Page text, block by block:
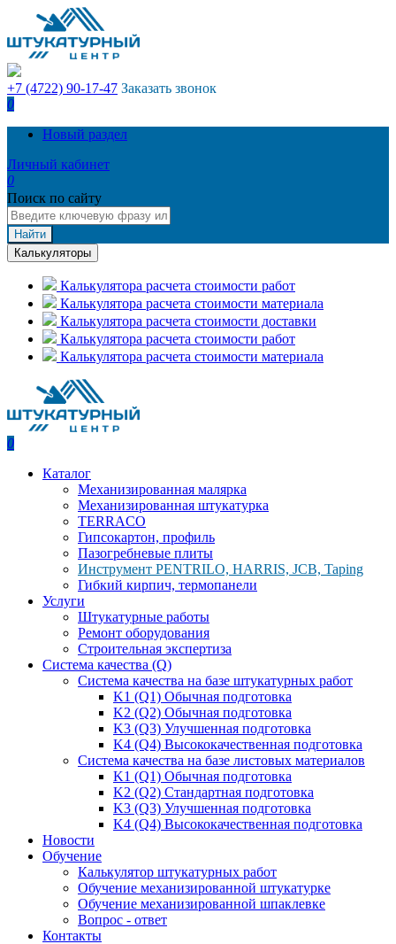
+7 (4722) 90-17-47 Заказать звонок
0
Новый раздел
Личный кабинет
0
Поиск по сайту
Найти
Калькуляторы
Калькулятора расчета стоимости работ
Калькулятора расчета стоимости материала
Калькулятора расчета стоимости доставки
Калькулятора расчета стоимости работ
Калькулятора расчета стоимости материала
0
Каталог
Механизированная малярка
Механизированная штукатурка
TERRACO
Гипсокартон, профиль
Пазогребневые плиты
Инструмент PENTRILO, HARRIS, JCB, Taping
Гибкий кирпич, термопанели
Услуги
Штукатурные работы
Ремонт оборудования
Строительная экспертиза
Система качества (Q)
Система качества на базе штукатурных работ
K1 (Q1) Обычная подготовка
K2 (Q2) Обычная подготовка
K3 (Q3) Улучшенная подготовка
K4 (Q4) Высококачественная подготовка
Система качества на базе листовых материалов
K1 (Q1) Обычная подготовка
K2 (Q2) Стандартная подготовка
K3 (Q3) Улучшенная подготовка
K4 (Q4) Высококачественная подготовка
Новости
Обучение
Калькулятор штукатурных работ
Обучение механизированной штукатурке
Обучение механизированной шпаклевке
Вопрос - ответ
Контакты